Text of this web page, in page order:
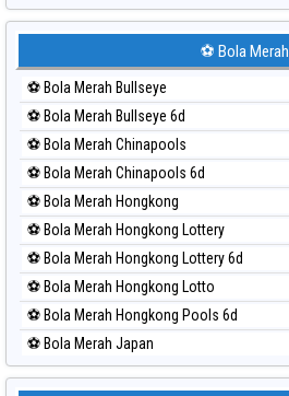
Paito Harian Sydney Lottery
Paito Harian Sydney Lottery 6d
Paito Harian Sydney Lotto
Paito Harian Sydney Pools 6d
Paito Harian Taipei
Paito Harian Taiwan
⚽ Bola Merah
⚽ Bola Merah Bullseye
⚽ Bola Merah Bullseye 6d
⚽ Bola Merah Chinapools
⚽ Bola Merah Chinapools 6d
⚽ Bola Merah Hongkong
⚽ Bola Merah Hongkong Lottery
⚽ Bola Merah Hongkong Lottery 6d
⚽ Bola Merah Hongkong Lotto
⚽ Bola Merah Hongkong Pools 6d
⚽ Bola Merah Japan
⚽ Bola Merah Japan 6d